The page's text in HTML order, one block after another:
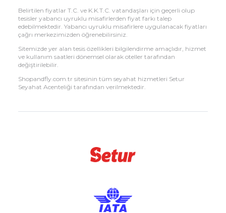
Belirtilen fiyatlar T.C. ve K.K.T.C. vatandaşları için geçerli olup
tesisler yabancı uyruklu misafirlerden fiyat farkı talep
edebilmektedir. Yabancı uyruklu misafirlere uygulanacak fiyatları
çağrı merkezimizden öğrenebilirsiniz.
Sitemizde yer alan tesis özellikleri bilgilendirme amaçlıdır, hizmet
ve kullanım saatleri dönemsel olarak oteller tarafından
değiştirilebilir.
Shopandfly.com.tr sitesinin tüm seyahat hizmetleri Setur
Seyahat Acenteliği tarafından verilmektedir.